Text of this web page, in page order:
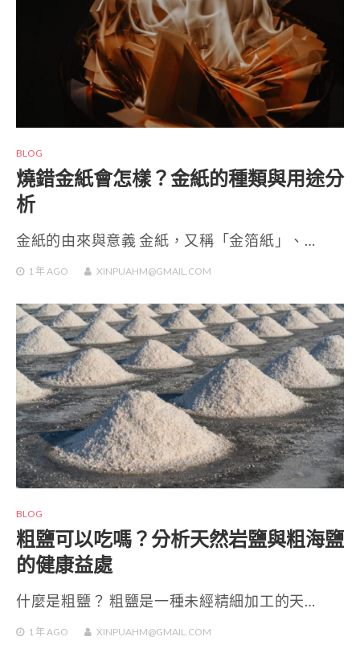
BLOG
燒錯金紙會怎樣？金紙的種類與用途分
析
金紙的由來與意義 金紙，又稱「金箔紙」、…
1 年 AGO XINPUAHM@GMAIL.COM
BLOG
粗鹽可以吃嗎？分析天然岩鹽與粗海鹽
的健康益處
什麼是粗鹽？ 粗鹽是一種未經精細加工的天…
1 年 AGO XINPUAHM@GMAIL.COM